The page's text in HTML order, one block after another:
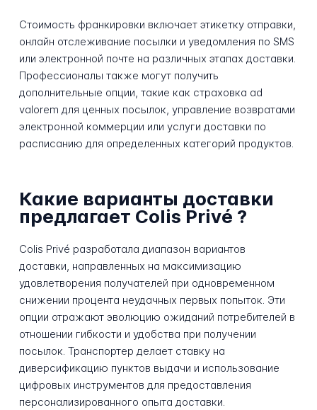
Стоимость франкировки включает этикетку отправки,
онлайн отслеживание посылки и уведомления по SMS
или электронной почте на различных этапах доставки.
Профессионалы также могут получить
дополнительные опции, такие как страховка ad
valorem для ценных посылок, управление возвратами
электронной коммерции или услуги доставки по
расписанию для определенных категорий продуктов.
Какие варианты доставки
предлагает Colis Privé ?
Colis Privé разработала диапазон вариантов
доставки, направленных на максимизацию
удовлетворения получателей при одновременном
снижении процента неудачных первых попыток. Эти
опции отражают эволюцию ожиданий потребителей в
отношении гибкости и удобства при получении
посылок. Транспортер делает ставку на
диверсификацию пунктов выдачи и использование
цифровых инструментов для предоставления
персонализированного опыта доставки.